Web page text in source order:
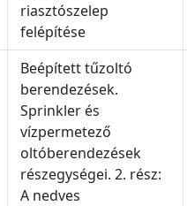
riasztószelep
felépítése
Beépített tűzoltó
berendezések.
Sprinkler és
vízpermetező
oltóberendezések
részegységei. 2. rész:
A nedves